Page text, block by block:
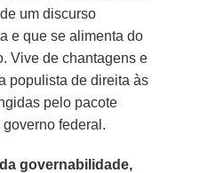
um discurso
e que se alimenta do
Vive de chantagens e
populista de direita às
pelo pacote
federal.
governabilidade,